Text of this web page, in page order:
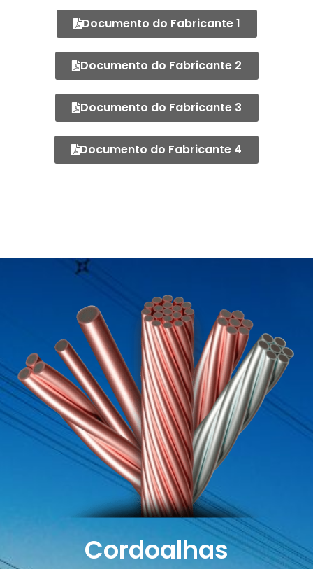
Documento do Fabricante 1
Documento do Fabricante 2
Documento do Fabricante 3
Documento do Fabricante 4
Cordoalhas